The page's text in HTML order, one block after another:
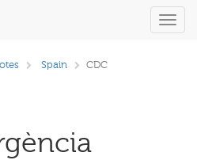
Spain CDC